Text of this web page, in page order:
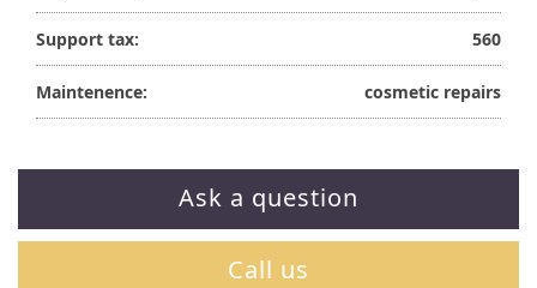
Support tax: 560
Maintenence: cosmetic repairs
Ask a question
Call us